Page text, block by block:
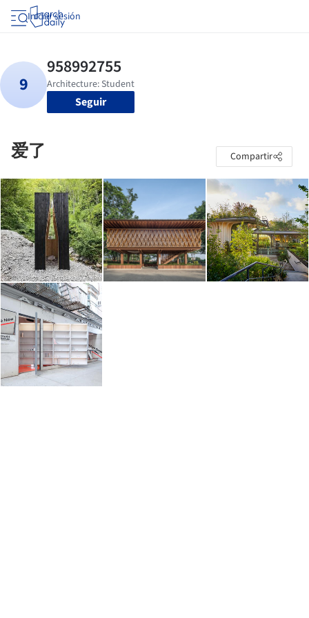
Iniciar sesión
Seguir
爱了 Compartir